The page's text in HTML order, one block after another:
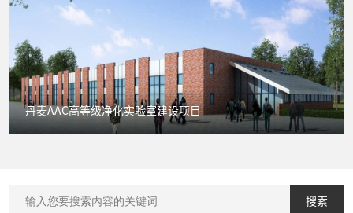
丹麦AAC高等级净化实验室建设项目
搜索